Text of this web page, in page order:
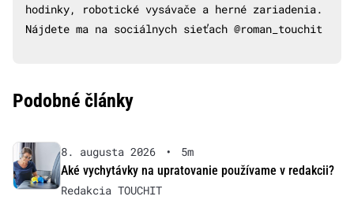
hodinky, robotické vysávače a herné zariadenia.
Nájdete ma na sociálnych sieťach @roman_touchit
Podobné články
8. augusta 2026 •
5m
Aké vychytávky na upratovanie používame v redakcii?
Redakcia TOUCHIT